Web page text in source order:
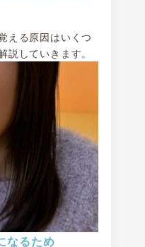
える原因はいくつ
説していきます。
なるため